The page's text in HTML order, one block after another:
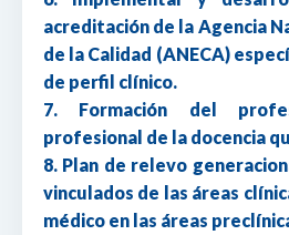
acreditación de la Agencia
de la Calidad (ANECA)
de perfil clínico.
7. Formación del
profesional de la docencia
8. Plan de relevo
vinculados de las áreas
médico en las áreas